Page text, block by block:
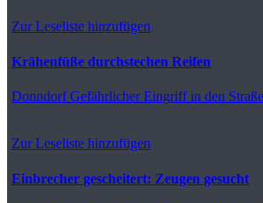
Zur Leseliste hinzufügen
Krähenfüße durchstechen Reifen
DonndorfGefährlicher Eingriff in den
Zur Leseliste hinzufügen
Einbrecher gescheitert: Zeugen gesucht